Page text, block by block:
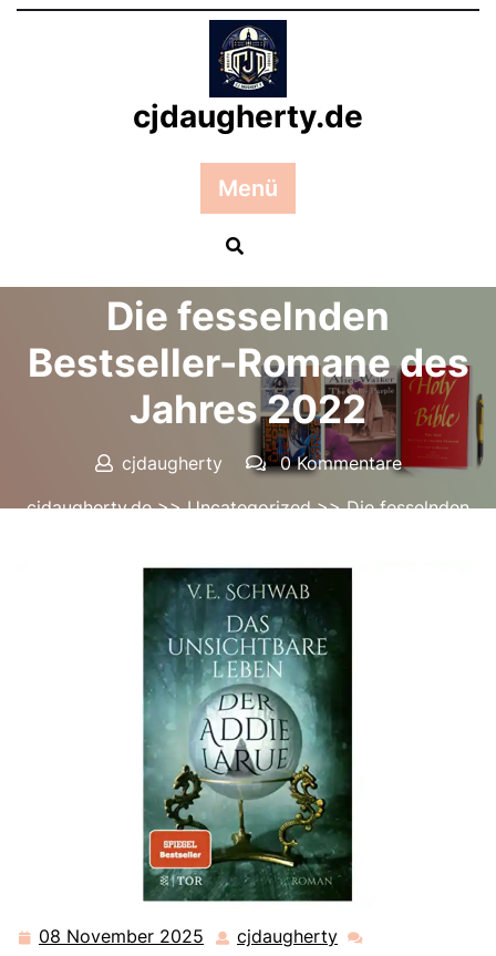
Zum
cjdaugherty.de
Menü
Posted On 08 November 2025
Die fesselnden
Bestseller-Romane des
Jahres 2022
cjdaugherty
0 Kommentare
cjdaugherty.de>>Uncategorized>> Die fesselnden
08 November 2025 08 cjdaugherty cjdaugherty